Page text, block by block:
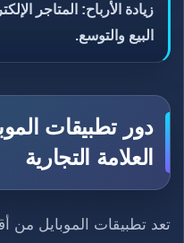
زيادة الأرباح: المتاجر
البيع والتوسع.
دور تطبيقات
العلامة التجارية
تعد تطبيقات الموبايل من